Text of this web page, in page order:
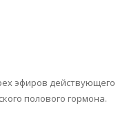
эфиров действующего
полового гормона.